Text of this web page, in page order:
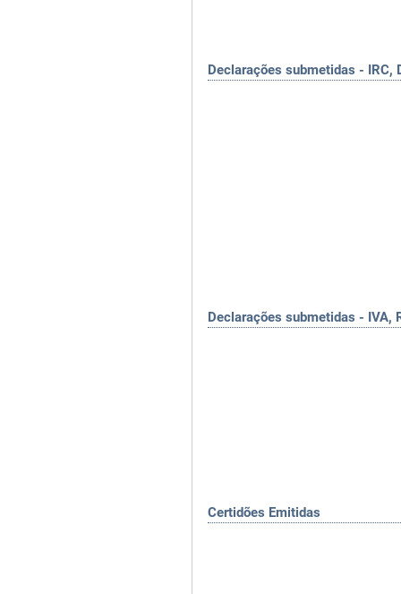
Declarações submetidas - IRC,
Declarações submetidas - IVA,
Certidões Emitidas